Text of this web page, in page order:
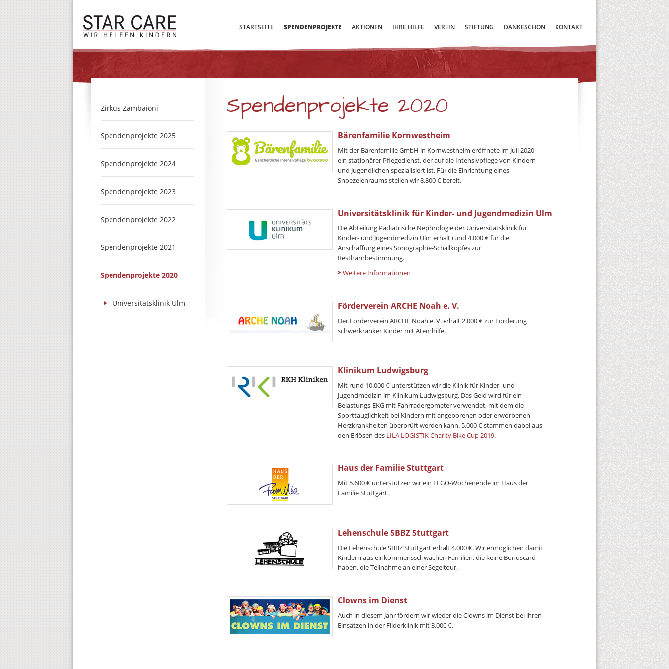
STARTSEITE SPENDENPROJEKTE AKTIONEN IHRE HILFE VEREIN STIFTUNG DANKESCHÖN KONTAKT
Zirkus Zambaioni
Spendenprojekte 2025
Spendenprojekte 2024
Spendenprojekte 2023
Spendenprojekte 2022
Spendenprojekte 2021
Spendenprojekte 2020
Universitätsklinik Ulm
Spendenprojekte 2020
Bärenfamilie Kornwestheim
Mit der Bärenfamilie GmbH in Kornwestheim eröffnete im Juli 2020
ein stationärer Pflegedienst, der auf die Intensivpflege von Kindern
und Jugendlichen spezialisiert ist. Für die Einrichtung eines
Snoezelenraums stellen wir 8.800 € bereit.
Universitätsklinik für Kinder- und Jugendmedizin Ulm
Die Abteilung Pädiatrische Nephrologie der Universitätsklinik für
Kinder- und Jugendmedizin Ulm erhält rund 4.000 € für die
Anschaffung eines Sonographie-Schallkopfes zur
Restharnbestimmung.
Weitere Informationen
Förderverein ARCHE Noah e. V.
Der Förderverein ARCHE Noah e. V. erhält 2.000 € zur Förderung
schwerkranker Kinder mit Atemhilfe.
Klinikum Ludwigsburg
Mit rund 10.000 € unterstützen wir die Klinik für Kinder- und
Jugendmedizin im Klinikum Ludwigsburg. Das Geld wird für ein
Belastungs-EKG mit Fahrradergometer verwendet, mit dem die
Sporttauglichkeit bei Kindern mit angeborenen oder erworbenen
Herzkrankheiten überprüft werden kann. 5.000 € stammen dabei aus
den Erlösen des LILA LOGISTIK Charity Bike Cup 2019.
Haus der Familie Stuttgart
Mit 5.600 € unterstützen wir ein LEGO-Wochenende im Haus der
Familie Stuttgart.
Lehenschule SBBZ Stuttgart
Die Lehenschule SBBZ Stuttgart erhält 4.000 €. Wir ermöglichen damit
Kindern aus einkommensschwachen Familien, die keine Bonuscard
haben, die Teilnahme an einer Segeltour.
Clowns im Dienst
Auch in diesem Jahr fördern wir wieder die Clowns im Dienst bei ihren
Einsätzen in der Filderklinik mit 3.000 €.